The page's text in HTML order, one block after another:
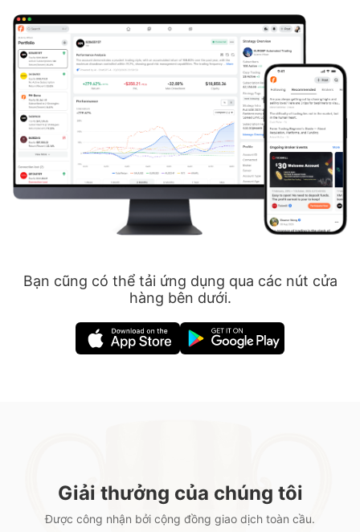
Bạn cũng có thể tải ứng dụng qua các nút cửa
hàng bên dưới.
Giải thưởng của chúng tôi
Được công nhận bởi cộng đồng giao dịch toàn cầu.